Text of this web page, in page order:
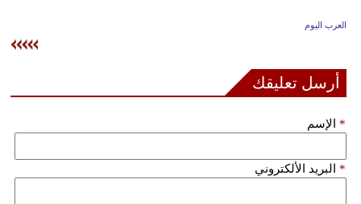
ديكور
مرأة
العرب اليوم
أرسل تعليقك
الإسم *
البريد الألكتروني *